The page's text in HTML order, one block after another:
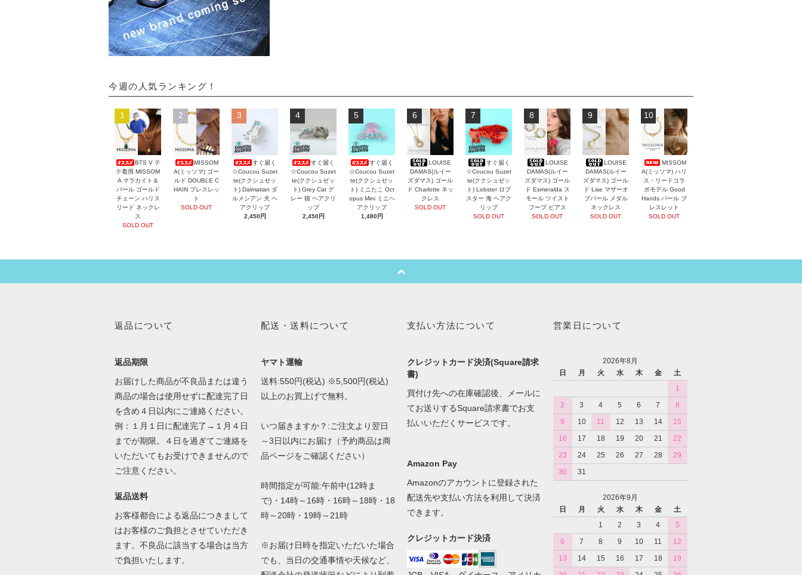
今週の人気ランキング！
1
BTS V テ
テ着用 MISSOM
A マラカイト＆
パール ゴールド
チェーン ハリス
リード ネックレ
ス
SOLD OUT
2
MISSOM
A(ミッソマ) ゴー
ルド DOUBLE C
HAIN ブレスレッ
ト
SOLD OUT
3
すぐ届く
☆Coucou Suzet
te(ククシュゼッ
ト) Dalmatian ダ
ルメシアン 犬 ヘ
アクリップ
2,450円
4
すぐ届く
☆Coucou Suzet
te(ククシュゼッ
ト) Grey Cat グ
レー 猫 ヘアクリ
ップ
2,450円
5
すぐ届く
☆Coucou Suzet
te(ククシュゼッ
ト) ミニたこ Oct
opus Mini ミニヘ
アクリップ
1,480円
6
LOUISE
DAMAS(ルイー
ズダマス) ゴール
ド Charlotte ネッ
クレス
SOLD OUT
7
すぐ届く
☆Coucou Suzet
te(ククシュゼッ
ト) Lobster ロブ
スター 海 ヘアク
リップ
SOLD OUT
8
LOUISE
DAMAS(ルイー
ズダマス) ゴール
ド Esmeralda ス
モール ツイスト
フープ ピアス
SOLD OUT
9
LOUISE
DAMAS(ルイー
ズダマス) ゴール
ド Lise マザーオ
ブパール メダル
ネックレス
SOLD OUT
10
MISSOM
A(ミッソマ) ハリ
ス・リードコラ
ボモデル Good
Hands パール ブ
レスレット
SOLD OUT
返品について
返品期限
お届けした商品が不良品または違う
商品の場合は使用せずに配達完了日
を含め４日以内にご連絡ください。
例：１月１日に配達完了→１月４日
までが期限。４日を過ぎてご連絡を
いただいてもお受けできませんので
ご注意ください。
返品送料
お客様都合による返品につきまして
はお客様のご負担とさせていただき
ます。不良品に該当する場合は当方
で負担いたします。
配送・送料について
ヤマト運輸
送料:550円(税込) ※5,500円(税込)
以上のお買上げで無料。
いつ届きますか？:ご注文より翌日
～3日以内にお届け（予約商品は商
品ページをご確認ください）
時間指定が可能:午前中(12時ま
で)・14時～16時・16時～18時・18
時～20時・19時～21時
※お届け日時を指定いただいた場合
でも、当日の交通事情や天候など、
支払い方法について
クレジットカード決済(Square請求
書)
買付け先への在庫確認後、メールに
てお送りするSquare請求書でお支
払いいただくサービスです。
Amazon Pay
Amazonのアカウントに登録された
配送先や支払い方法を利用して決済
できます。
クレジットカード決済
営業日について
2026年8月
日
月 火 水 木 金
土
1
2
3 4 5 6 7
8
9
10 11 12 13 14
15
16
17 18 19 20 21
22
23
24 25 26 27 28
29
30
31
2026年9月
日
月 火 水 木 金
土
1
2 3 4
5
6
7 8 9 10 11
12
13
14 15 16 17 18
19